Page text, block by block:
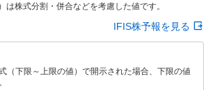
は株式分割・併合などを考慮した値です。
IFIS株予報を見る
（下限～上限の値）で開示された場合、下限の値